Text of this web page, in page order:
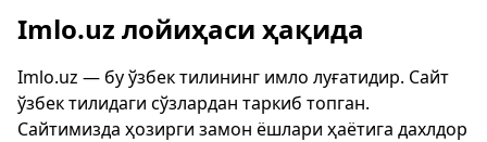
Imlo.uz лойиҳаси ҳақида
Imlo.uz — бу ўзбек тилининг имло луғатидир. Сайт
ўзбек тилидаги сўзлардан таркиб топган.
Сайтимизда ҳозирги замон ёшлари ҳаётига дахлдор